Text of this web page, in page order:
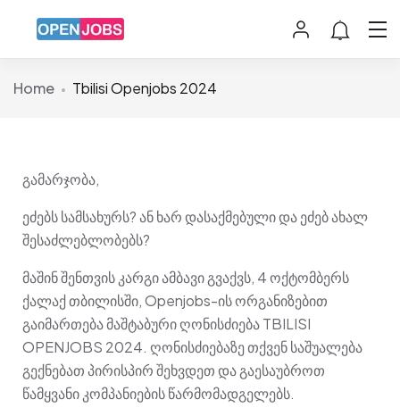
Home Tbilisi Openjobs 2024
გამარჯობა,
ეძებს სამსახურს? ან ხარ დასაქმებული და ეძებ ახალ
შესაძლებლობებს?
მაშინ შენთვის კარგი ამბავი გვაქვს, 4 ოქტომბერს
ქალაქ თბილისში, Openjobs-ის ორგანიზებით
გაიმართება მაშტაბური ღონისძიება TBILISI
OPENJOBS 2024. ღონისძიებაზე თქვენ საშუალება
გექნებათ პირისპირ შეხვდეთ და გაესაუბროთ
წამყვანი კომპანიების წარმომადგელებს.